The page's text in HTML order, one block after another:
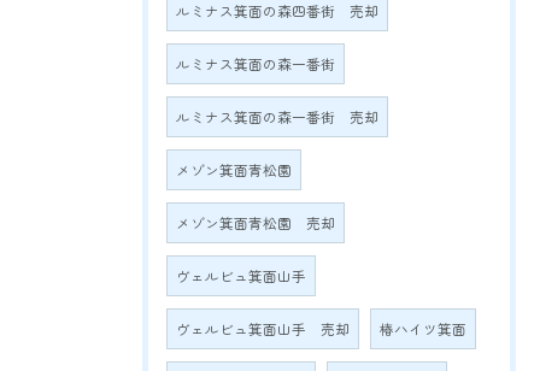
ルミナス箕面の森四番街 売却
ルミナス箕面の森一番街
ルミナス箕面の森一番街 売却
メゾン箕面青松園
メゾン箕面青松園 売却
ヴェルビュ箕面山手
ヴェルビュ箕面山手 売却 椿ハイツ箕面